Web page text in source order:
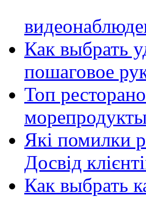
Как выбрать
пошаговое
Топ
Які помилки
Досвід
Как выбрать